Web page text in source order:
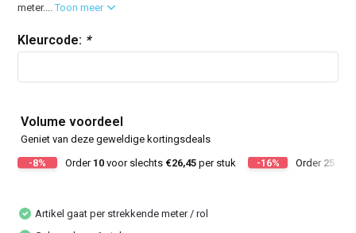
meter....Toon meer
Kleurcode: *
Volume voordeel
Geniet van deze geweldige kortingsdeals
-8%
Order 10 voor slechts €26,45 per stuk -16% Order 25
Artikel gaat per strekkende meter / rol